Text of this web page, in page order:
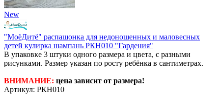
New
"МоёДитё" распашонка для недоношенных и маловесных
детей кулирка шампань РКН010 "Гардения"
В упаковке 3 штуки одного размера и цвета, с разными
рисунками. Размер указан по росту ребёнка в сантиметрах.
ВНИМАНИЕ: цена зависит от размера!
Артикул: РКН010